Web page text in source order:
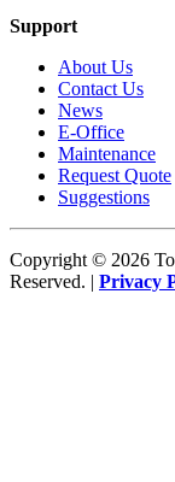
Support
About Us
Contact Us
News
E-Office
Maintenance
Request Quote
Suggestions
Copyright © 2026
Reserved. | Privacy